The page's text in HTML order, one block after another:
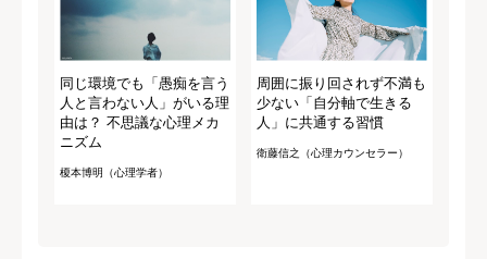
同じ環境でも「愚痴を言う
人と言わない人」がいる理
由は？ 不思議な心理メカ
ニズム
榎本博明（心理学者）
周囲に振り回されず不満も
少ない「自分軸で生きる
人」に共通する習慣
衛藤信之（心理カウンセラー）